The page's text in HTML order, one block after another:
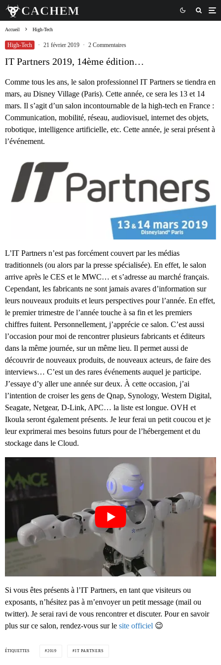
Accueil High-Tech
High-Tech · 21 février 2019 · 2 Commentaires
IT Partners 2019, 14ème édition…
Comme tous les ans, le salon professionnel IT Partners se tiendra en
mars, au Disney Village (Paris). Cette année, ce sera les 13 et 14
mars. Il s’agit d’un salon incontournable de la high-tech en France :
Communication, mobilité, réseau, audiovisuel, internet des objets,
robotique, intelligence artificielle, etc. Cette année, je serai présent à
l’événement.
L’IT Partners n’est pas forcément couvert par les médias
traditionnels (ou alors par la presse spécialisée). En effet, le salon
arrive après le CES et le MWC… et s’adresse au marché français.
Cependant, les fabricants ne sont jamais avares d’information sur
leurs nouveaux produits et leurs perspectives pour l’année. En effet,
le premier trimestre de l’année touche à sa fin et les premiers
chiffres fuitent. Personnellement, j’apprécie ce salon. C’est aussi
l’occasion pour moi de rencontrer plusieurs fabricants et éditeurs
dans la même journée, sur un même lieu. Il permet aussi de
découvrir de nouveaux produits, de nouveaux acteurs, de faire des
interviews… C’est un des rares événements auquel je participe.
J’essaye d’y aller une année sur deux. À cette occasion, j’ai
l’intention de croiser les gens de Qnap, Synology, Western Digital,
Seagate, Netgear, D-Link, APC… la liste est longue. OVH et
Ikoula seront également présents. Je leur ferai un petit coucou et je
leur exprimerai mes besoins futurs pour de l’hébergement et du
stockage dans le Cloud.
Si vous êtes présents à l’IT Partners, en tant que visiteurs ou
exposants, n’hésitez pas à m’envoyer un petit message (mail ou
twitter). Je serai ravi de vous rencontrer et discuter. Pour en savoir
plus sur ce salon, rendez-vous sur le site officiel 😉
ÉTIQUETTES 2019 IT PARTNERS